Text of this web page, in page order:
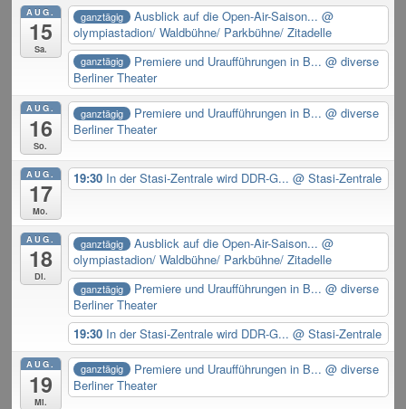
AUG.
15
Sa.
ganztägig Ausblick auf die Open-Air-Saison... @
olympiastadion/ Waldbühne/ Parkbühne/ Zitadelle
ganztägig Premiere und Uraufführungen in B... @ diverse
Berliner Theater
AUG.
16
So.
ganztägig Premiere und Uraufführungen in B... @ diverse
Berliner Theater
AUG.
17
Mo.
19:30 In der Stasi-Zentrale wird DDR-G...@ Stasi-Zentrale
AUG.
18
Di.
ganztägig Ausblick auf die Open-Air-Saison... @
olympiastadion/ Waldbühne/ Parkbühne/ Zitadelle
ganztägig Premiere und Uraufführungen in B... @ diverse
Berliner Theater
19:30 In der Stasi-Zentrale wird DDR-G...@ Stasi-Zentrale
AUG.
19
Mi.
ganztägig Premiere und Uraufführungen in B... @ diverse
Berliner Theater